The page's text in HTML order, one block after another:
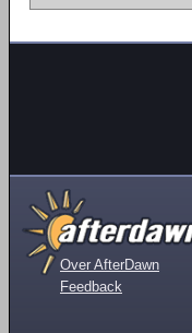
Over AfterDawn
Feedback